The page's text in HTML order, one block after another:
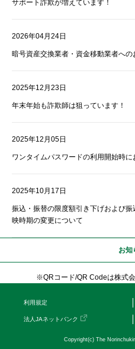
サポート詐欺が増えています！
2026年04月24日
暗号資産交換業者・資金移動業者への
2025年12月23日
年末年始も詐欺師は狙っています！
2025年12月05日
ワンタイムパスワードの利用開始時
2025年10月17日
振込・振替の限度額引き下げおよび
映時期の変更について
お知
※QRコード/QR Codeは株式
利用規定
法人JAネットバンク
Copyright(c) The